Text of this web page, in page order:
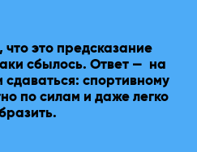
это предсказание
сбылось. Ответ —  на
спортивному
по силам и даже легко
не шахматы, а футбол.
где победили галлы, то
два года они получили
забив ни одного мяча в
с ЧМ-1966, когда чемпион
из группы.